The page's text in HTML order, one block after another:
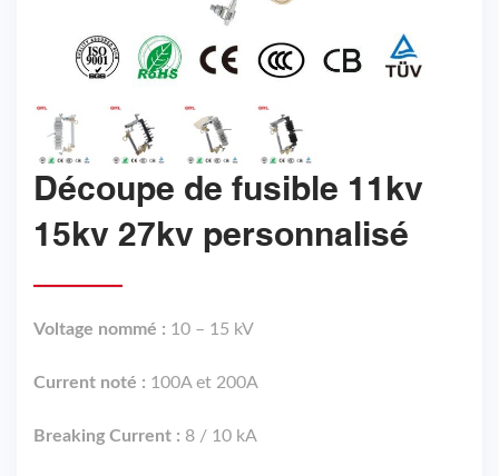
Découpe de fusible 11kv
15kv 27kv personnalisé
Voltage nommé : 10 – 15 kV
Current noté : 100A et 200A
Breaking Current : 8 / 10 kA